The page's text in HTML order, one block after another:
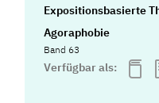
Expositionsbasierte
Agoraphobie
Band 63
Verfügbar als: